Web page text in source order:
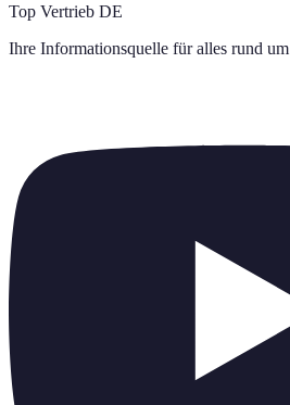
Top Vertrieb DE
Ihre Informationsquelle für alles rund um